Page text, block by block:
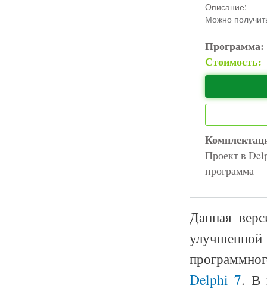
Описание:
Можно
Стоимость:
Проект в
программа
Данная
Delphi 7. В